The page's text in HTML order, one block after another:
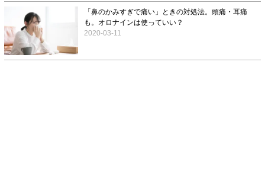
「鼻のかみすぎで痛い」ときの対処法。頭痛・耳痛
も。オロナインは使っていい？
2020-03-11